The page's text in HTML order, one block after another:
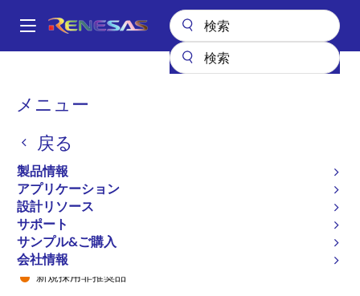
ン
Main
メニュー
戻る
製品情報
アプリケーション
設計リソース
サポート
サンプル&ご購入
会社情報
パ
く
ず
NEURON6050 14550R-500
14550R-500
新規採用非推奨品